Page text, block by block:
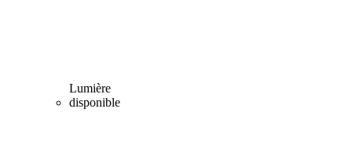
Lumière
disponible